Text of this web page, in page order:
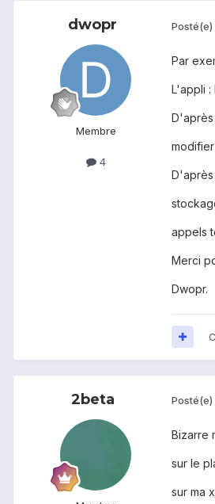
dwopr
Membre
4
Posté(e)
Par
L'appli :
D'après
D'après
appels
Merci
Dwopr.
2beta Posté(e)
Bizarre
sur le
sur ma